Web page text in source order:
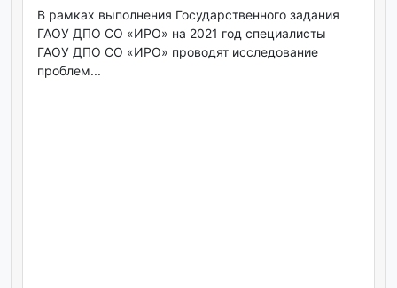
В рамках выполнения Государственного задания
ГАОУ ДПО СО «ИРО» на 2021 год специалисты
ГАОУ ДПО СО «ИРО» проводят исследование
проблем...